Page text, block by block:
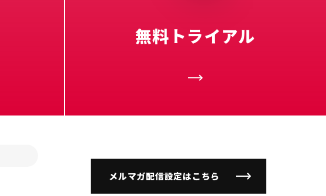
無料トライアル
メルマガ配信設定はこちら